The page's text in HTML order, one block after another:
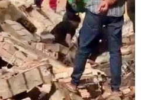
bang Mỹ ở Washington DC.
TTXVN)
Times về triển
của Cục Dự trữ liên
Bostic, người đứng